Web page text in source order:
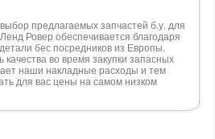
предлагаемых запчастей б.у. для
Ровер обеспечивается благодаря
бес посредников из Европы.
во время закупки запасных
наши накладные расходы и тем
для вас цены на самом низком